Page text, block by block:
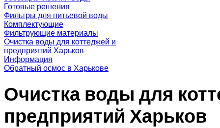
Готовые решения
Фильтры для питьевой воды
Комплектующие
Фильтрующие материалы
Очистка воды для коттеджей и
предприятий Харьков
Информация
Обратный осмос в Харькове
Очистка воды для
предприятий Харьков